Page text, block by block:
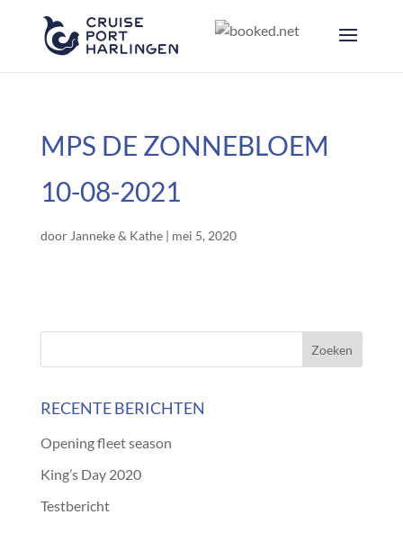
MPS DE ZONNEBLOEM
10-08-2021
door Janneke & Kathe| mei 5, 2020
RECENTE BERICHTEN
Opening fleet season
King’s Day 2020
Testbericht